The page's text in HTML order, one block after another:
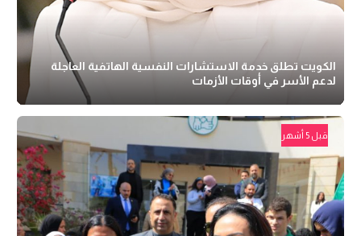
الكويت تطلق خدمة الاستشارات النفسية الهاتفية العاجلة
لدعم الأسر في أوقات الأزمات
قبل 5 أشهر